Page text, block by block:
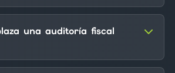
una auditoría fiscal